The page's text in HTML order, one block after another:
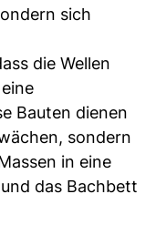
sich
die Wellen
Bauten dienen
sondern
in eine
das Bachbett